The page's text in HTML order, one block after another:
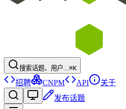
搜索话题、用户...⌘K
招聘 CNPM API
关于
发布话题